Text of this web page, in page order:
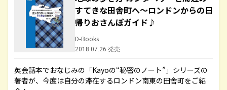
すてきな田舎町へ～ロンドンからの日
帰りおさんぽガイド♪
D-Books
2018.07.26 発売
英会話本でおなじみの「Kayoの“秘密のノート”」シリーズの
著者が、今度は自分の滞在するロンドン南東の田舎町をご紹